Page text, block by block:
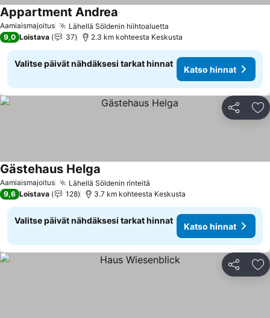
Aamiaismajoitus Lähellä Söldenin hiihtoaluetta
Appartment Andrea
9,0 Loistava 37 2.3 km kohteesta Keskusta
Valitse päivät nähdäksesi tarkat hinnat
Katso hinnat
Jaa
Aamiaismajoitus Lähellä Söldenin rinteitä
Gästehaus Helga
9,6 Loistava 128 3.7 km kohteesta Keskusta
Valitse päivät nähdäksesi tarkat hinnat
Katso hinnat
Jaa